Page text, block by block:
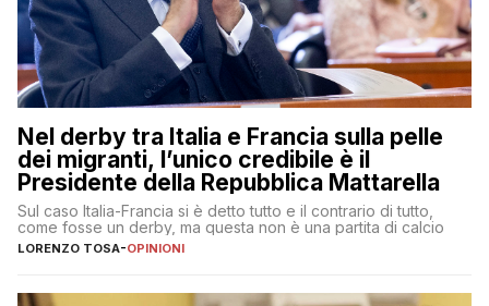
Nel derby tra Italia e Francia sulla pelle
dei migranti, l’unico credibile è il
Presidente della Repubblica Mattarella
Sul caso Italia-Francia si è detto tutto e il contrario di tutto,
come fosse un derby, ma questa non è una partita di calcio
LORENZO TOSA-OPINIONI